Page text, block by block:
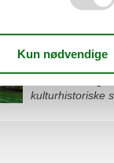
Naturen i
og de store
kulturhistoriske